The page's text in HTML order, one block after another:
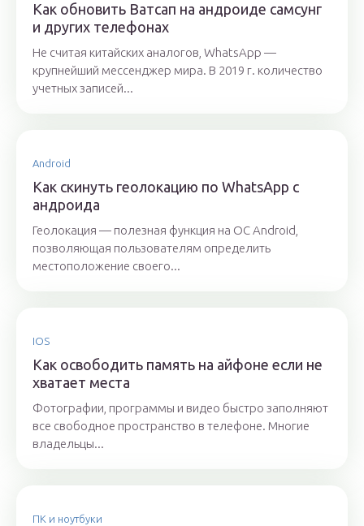
Как обновить Ватсап на андроиде самсунг
и других телефонах
Не считая китайских аналогов, WhatsApp —
крупнейший мессенджер мира. В 2019 г. количество
учетных записей...
Android
Как скинуть геолокацию по WhatsApp с
андроида
Геолокация — полезная функция на OC Android,
позволяющая пользователям определить
местоположение своего...
IOS
Как освободить память на айфоне если не
хватает места
Фотографии, программы и видео быстро заполняют
все свободное пространство в телефоне. Многие
владельцы...
ПК и ноутбуки